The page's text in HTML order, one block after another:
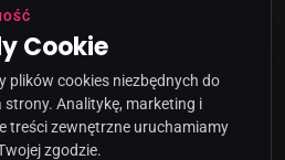
SPÓŁKA Z O.O
Cookie
plików cookies niezbędnych do
strony. Analitykę, marketing i
treści zewnętrzne uruchamiamy
zgodzie.